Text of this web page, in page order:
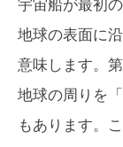
宇宙船が最初
地球の表面に
意味します。
地球の周りを
もあります。